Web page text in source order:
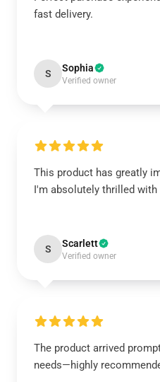
fast delivery.
S Sophia
Verified owner
This product has greatly
I'm absolutely thrilled with
S Scarlett
Verified owner
The product arrived
needs—highly